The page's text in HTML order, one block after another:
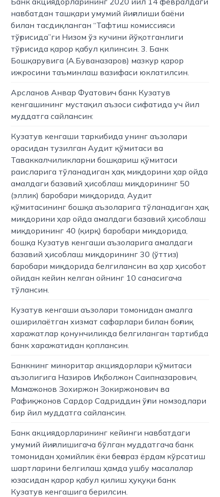
навбатдан ташқари умумий йиғилиши баёни
билан тасдиқланган “Тафтиш комиссияси
тўғрисида”ги Низом ўз кучини йўқотганлиги
тўғрисида қарор қабул қилинсин. 3. Банк
Бошқарувига (А.Буваназаров) мазкур қарор
ижросини таъминлаш вазифаси юклатилсин.
Арсланов Анвар Фуатович банк Кузатув
кенгашининг мустақил аъзоси сифатида уч йил
муддатга сайлансин:
Кузатув кенгаши таркибида унинг аъзолари
орасидан тузилган Аудит қўмитаси ва
Таваккалчиликларни бошқариш қўмитаси
раисларига тўланадиган ҳақ миқдорини ҳар ойда
амалдаги базавий ҳисоблаш миқдорининг 50
(эллик) баробари миқдорида, Аудит
қўмитасининг бошқа аъзоларига тўланадиган ҳақ
миқдорини ҳар ойда амалдаги базавий ҳисоблаш
миқдорининг 40 (қирқ) баробари миқдорида,
бошқа Кузатув кенгаши аъзоларига амалдаги
базавий ҳисоблаш миқдорининг 30 (ўттиз)
баробари миқдорида белгилансин ва ҳар ҳисобот
ойидан кейин келган ойнинг 10 санасигача
тўлансин.
Кузатув кенгаши аъзолари томонидан амалга
оширилаётган хизмат сафарлари билан боғлиқ
харажатлар қонунчиликда белгиланган тартибда
банк харажатидан қоплансин.
Банкнинг миноритар акциядорлари қўмитаси
аъзолигига Назиров Иқболжон Саипназарович,
Мамажонов Зохиржон Зокиржонович ва
Рафиқжонов Сардор Садриддин ўғли номзодлари
бир йил муддатга сайлансин.
Банк акциядорларининг кейинги навбатдаги
умумий йиғилишигача бўлган муддатгача банк
томонидан ҳомийлик ёки беғараз ёрдам кўрсатиш
шартларини белгилаш ҳамда ушбу масалалар
юзасидан қарор қабул қилиш ҳуқуқи банк
Кузатув кенгашига берилсин.